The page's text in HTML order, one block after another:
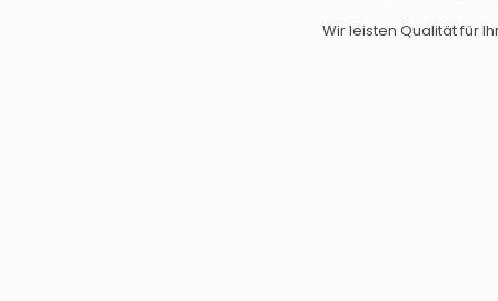
Wir leisten Qualität für